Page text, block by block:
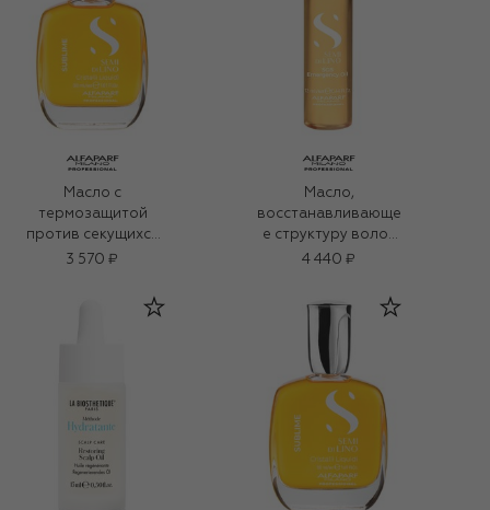
Масло с
термозащитой
против секущихся
волос, придающее
3 570 ₽
Масло,
восстанавливающе
е структуру волос
(6x13ml)
4 440 ₽